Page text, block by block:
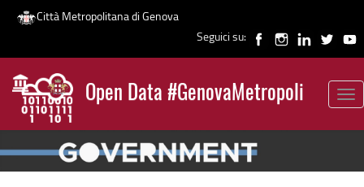
Salta
contenuto
principale
Città Metropolitana di Genova
Seguici su:
Open Data #GenovaMetropoli
News